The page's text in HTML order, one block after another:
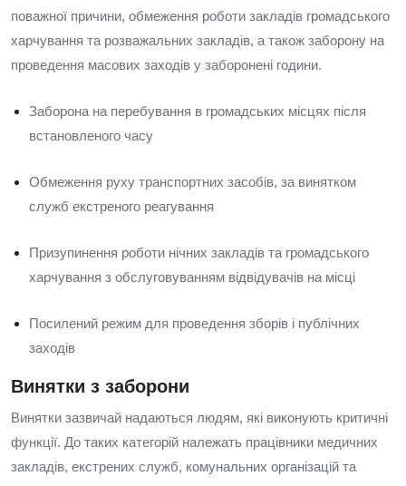
поважної причини, обмеження роботи закладів громадського
харчування та розважальних закладів, а також заборону на
проведення масових заходів у заборонені години.
Заборона на перебування в громадських місцях після
встановленого часу
Обмеження руху транспортних засобів, за винятком
служб екстреного реагування
Призупинення роботи нічних закладів та громадського
харчування з обслуговуванням відвідувачів на місці
Посилений режим для проведення зборів і публічних
заходів
Винятки з заборони
Винятки зазвичай надаються людям, які виконують критичні
функції. До таких категорій належать працівники медичних
закладів, екстрених служб, комунальних організацій та